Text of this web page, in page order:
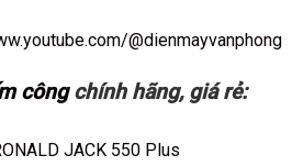
@dienmayvanphong
côngchính hãng, giá rẻ:
JACK 550 Plus